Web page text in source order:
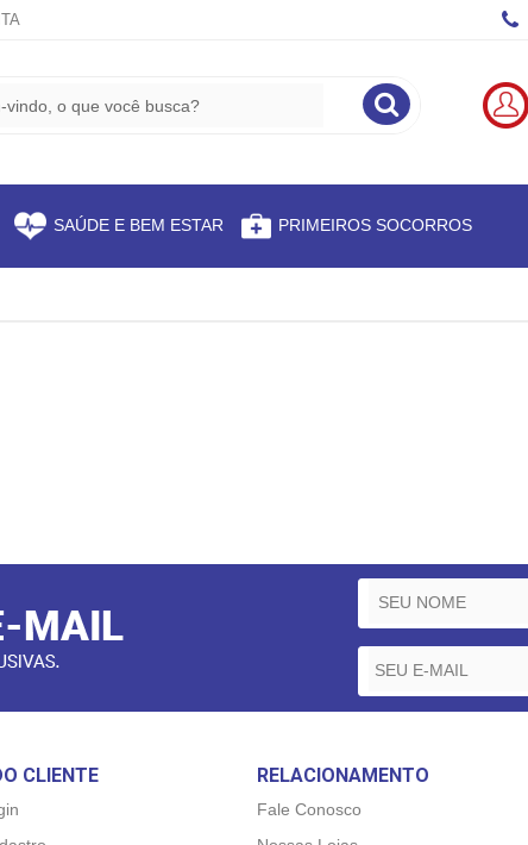
SAÚDE E BEM ESTAR PRIMEIROS SOCORROS
CLIENTE RELACIONAMENTO
Fale Conosco